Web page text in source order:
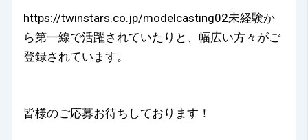
https://twinstars.co.jp/modelcasting02未経験か
ら第一線で活躍されていたりと、幅広い方々がご
登録されています。
皆様のご応募お待ちしております！